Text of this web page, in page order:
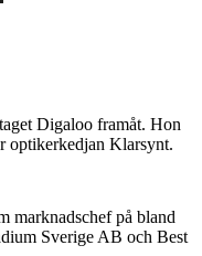
Digaloo framåt. Hon
optikerkedjan Klarsynt.
marknadschef på bland
Sverige AB och Best